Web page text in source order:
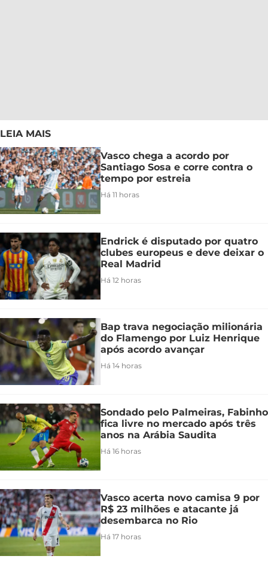
LEIA MAIS
Vasco chega a acordo por
Santiago Sosa e corre contra o
tempo por estreia
Há 11 horas
Endrick é disputado por quatro
clubes europeus e deve deixar o
Real Madrid
Há 12 horas
Bap trava negociação milionária
do Flamengo por Luiz Henrique
após acordo avançar
Há 14 horas
Sondado pelo Palmeiras, Fabinho
fica livre no mercado após três
anos na Arábia Saudita
Há 16 horas
Vasco acerta novo camisa 9 por
R$ 23 milhões e atacante já
desembarca no Rio
Há 17 horas